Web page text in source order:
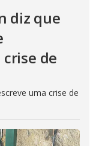
diz que
de
uma crise de